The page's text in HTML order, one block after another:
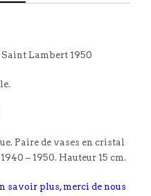
Lambert 1950
Paire de vases en cristal
– 1950. Hauteur 15 cm.
savoir plus, merci de nous